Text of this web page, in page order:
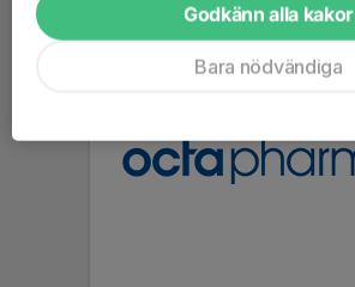
Godkänn alla kakor
Bara nödvändiga